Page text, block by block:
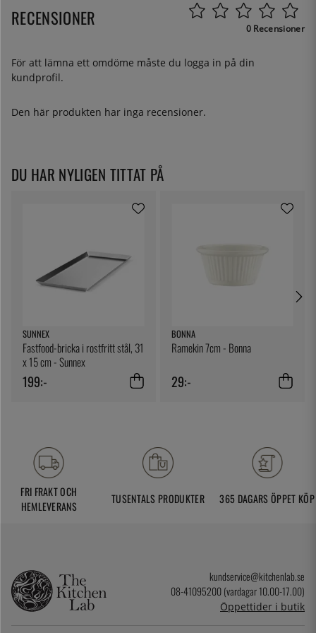
RECENSIONER 0 Recensioner
För att lämna ett omdöme måste du logga in på din
kundprofil.
Den här produkten har inga recensioner.
DU HAR NYLIGEN TITTAT PÅ
SUNNEX
Fastfood-bricka i rostfritt stål, 31
x 15 cm - Sunnex
199:-
BONNA
Ramekin 7cm - Bonna
29:-
FRI FRAKT OCH
HEMLEVERANS
TUSENTALS PRODUKTER 365 DAGARS ÖPPET KÖP
kundservice@kitchenlab.se
08-41095200 (vardagar 10.00-17.00)
Öppettider i butik